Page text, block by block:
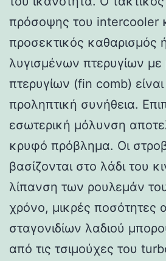
πρόσοψης του intercooler
προσεκτικός καθαρισμός
λυγισμένων πτερυγίων με
πτερυγίων (fin comb) είναι
προληπτική συνήθεια.
εσωτερική μόλυνση
κρυφό πρόβλημα. Οι
βασίζονται στο λάδι του
λίπανση των ρουλεμάν
χρόνο, μικρές ποσότητες
σταγονιδίων λαδιού
από τις τσιμούχες του